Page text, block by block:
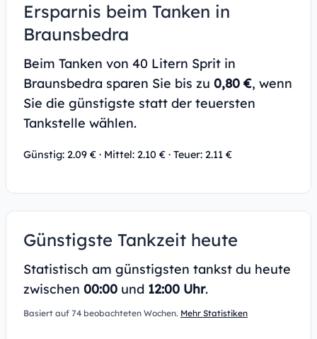
Ersparnis beim Tanken in
Braunsbedra
Beim Tanken von 40 Litern Sprit in
Braunsbedra sparen Sie bis zu 0,80 €, wenn
Sie die günstigste statt der teuersten
Tankstelle wählen.
Günstig: 2.09 € · Mittel: 2.10 € · Teuer: 2.11 €
Günstigste Tankzeit heute
Statistisch am günstigsten tankst du heute
zwischen 00:00 und 12:00 Uhr.
Basiert auf 74 beobachteten Wochen. Mehr Statistiken